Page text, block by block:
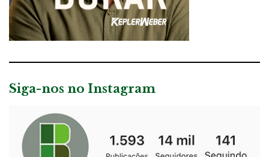
Siga-nos no Instagram